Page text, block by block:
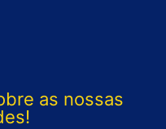
as nossas